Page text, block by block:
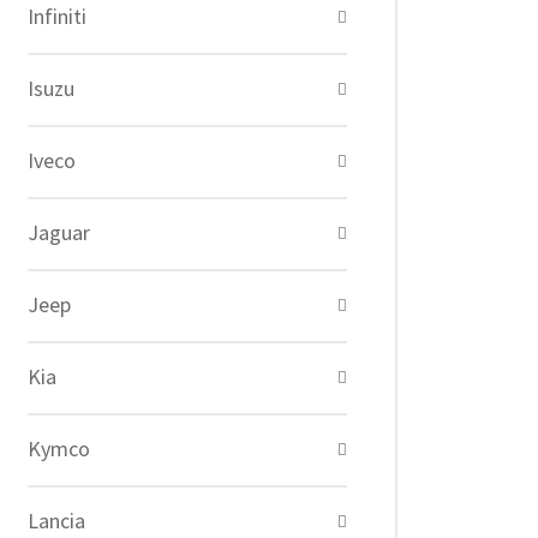
Infiniti
Isuzu
Iveco
Jaguar
Jeep
Kia
Kymco
Lancia